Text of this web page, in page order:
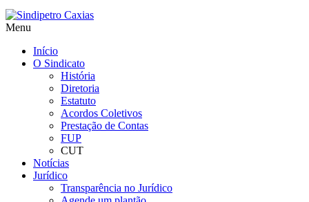
Menu
Início
O Sindicato
História
Diretoria
Estatuto
Acordos Coletivos
Prestação de Contas
FUP
CUT
Notícias
Jurídico
Transparência no Jurídico